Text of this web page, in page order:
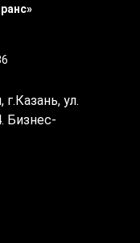
ул.
Бизнес-